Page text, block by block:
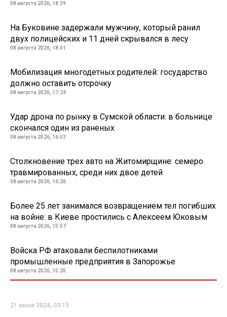
08 августа 2026, 18:39
На Буковине задержали мужчину, который ранил
двух полицейских и 11 дней скрывался в лесу
08 августа 2026, 18:01
Мобилизация многодетных родителей: государство
должно оставить отсрочку
08 августа 2026, 17:24
Удар дрона по рынку в Сумской области: в больнице
скончался один из раненых
08 августа 2026, 16:53
Столкновение трех авто на Житомирщине: семеро
травмированных, среди них двое детей
08 августа 2026, 16:26
Более 25 лет занимался возвращением тел погибших
на войне: в Киеве простились с Алексеем Юковым
08 августа 2026, 15:57
Войска РФ атаковали беспилотниками
промышленные предприятия в Запорожье
08 августа 2026, 15:20
21 июня 2024, 03:15